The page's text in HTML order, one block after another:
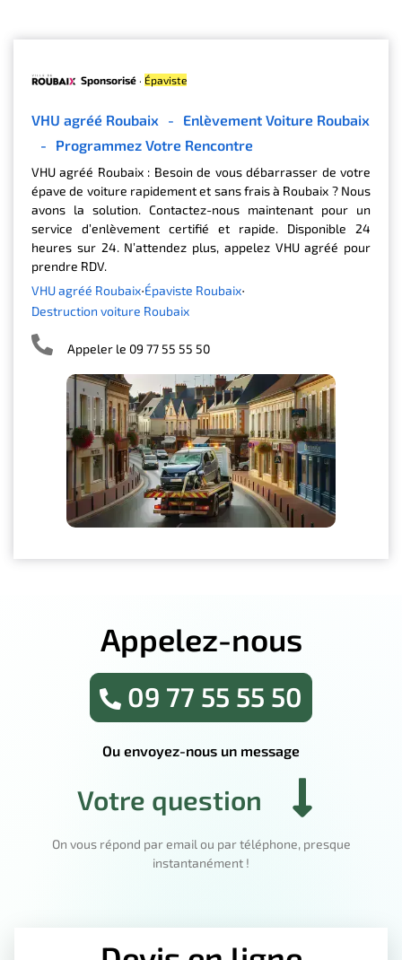
Sponsorisé · Épaviste
VHU agréé Roubaix -
Enlèvement Voiture Roubaix
-
Programmez Votre Rencontre
VHU agréé Roubaix : Besoin de vous débarrasser de votre
épave de voiture rapidement et sans frais à Roubaix ? Nous
avons la solution. Contactez-nous maintenant pour un
service d’enlèvement certifié et rapide. Disponible 24
heures sur 24. N’attendez plus, appelez VHU agréé pour
prendre RDV.
VHU agréé Roubaix
Épaviste Roubaix
Destruction voiture Roubaix
Appeler le 09 77 55 55 50
Appelez-nous
09 77 55 55 50
Ou envoyez-nous un message
Votre question
On vous répond par email ou par téléphone, presque
instantanément !